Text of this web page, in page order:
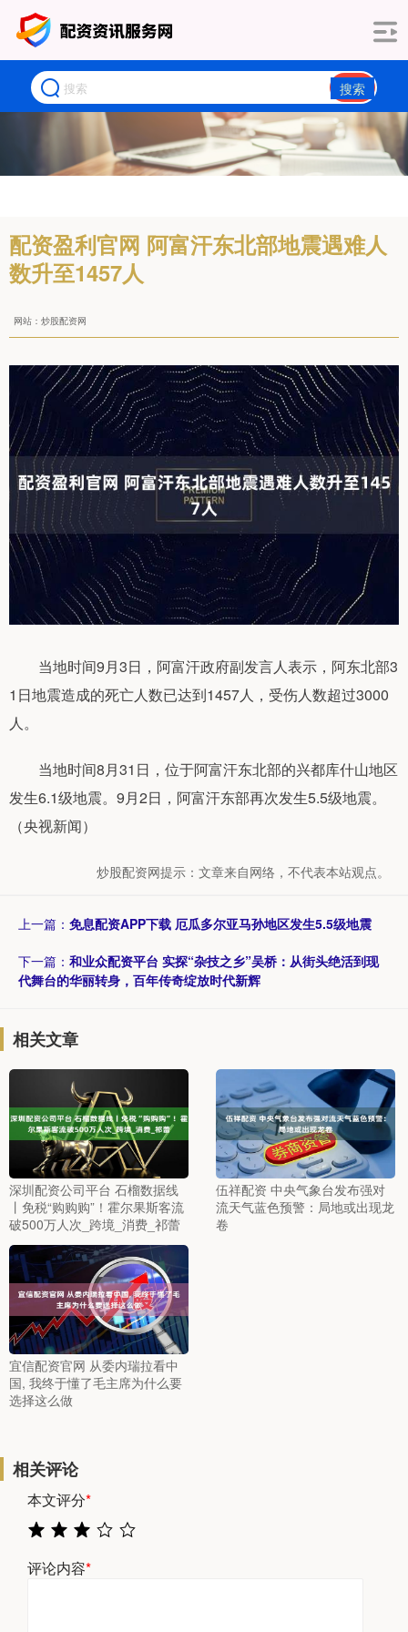
搜索
配资盈利官网 阿富汗东北部地震遇难人
数升至1457人
网站：炒股配资网
当地时间9月3日，阿富汗政府副发言人表示，阿东北部3
1日地震造成的死亡人数已达到1457人，受伤人数超过3000
人。
当地时间8月31日，位于阿富汗东北部的兴都库什山地区
发生6.1级地震。9月2日，阿富汗东部再次发生5.5级地震。
（央视新闻）
炒股配资网提示：文章来自网络，不代表本站观点。
上一篇： 免息配资APP下载 厄瓜多尔亚马孙地区发生5.5级地震
下一篇： 和业众配资平台 实探“杂技之乡”吴桥：从街头绝活到现
代舞台的华丽转身，百年传奇绽放时代新辉
相关文章
深圳配资公司平台 石榴数据线
丨免税“购购购”！霍尔果斯客流
破500万人次_跨境_消费_祁蕾
伍祥配资 中央气象台发布强对
流天气蓝色预警：局地或出现龙
卷
宜信配资官网 从委内瑞拉看中
国, 我终于懂了毛主席为什么要
选择这么做
相关评论
本文评分*
评论内容*